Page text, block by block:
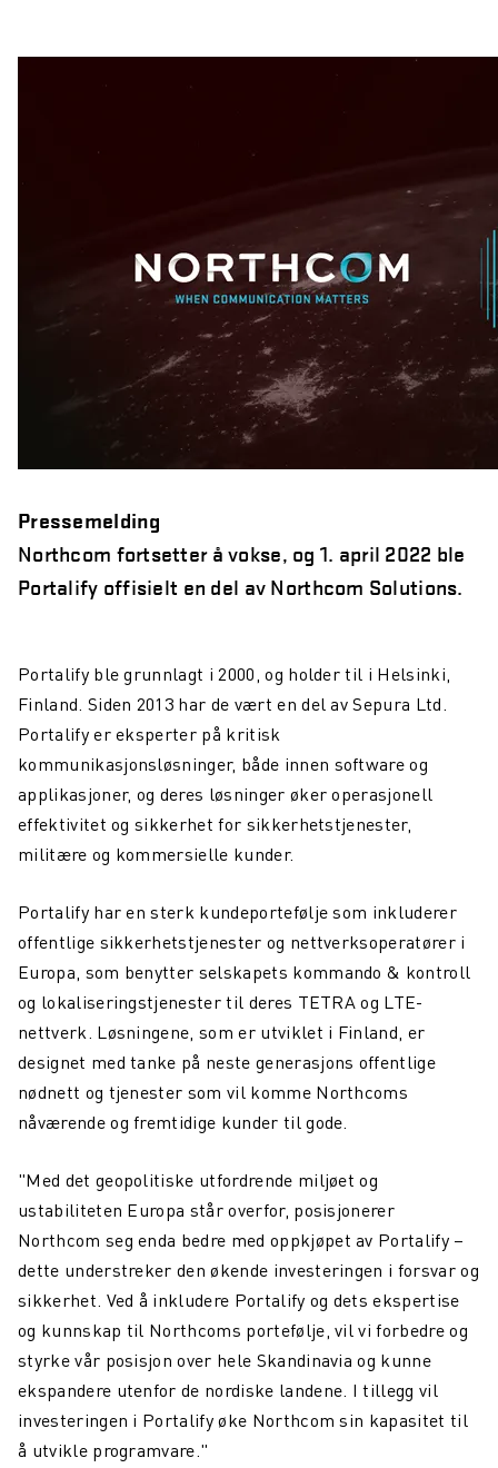
Northcom skal levere kommersielle radio- og 5G-
INVISIO Link™ – trådløs intercom for maksimal mobilitet
og sikker kommunikasjon
Hedmarken brannvesen satser på moderne kommunikasjon
og bedre hørselvern
Pressemelding
Northcom fortsetter å vokse, og 1. april 2022 ble
Portalify offisielt en del av Northcom Solutions.
Portalify ble grunnlagt i 2000, og holder til i Helsinki,
Finland. Siden 2013 har de vært en del av Sepura Ltd.
Portalify er eksperter på kritisk
kommunikasjonsløsninger, både innen software og
applikasjoner, og deres løsninger øker operasjonell
effektivitet og sikkerhet for sikkerhetstjenester,
militære og kommersielle kunder.
Portalify har en sterk kundeportefølje som inkluderer
offentlige sikkerhetstjenester og nettverksoperatører i
Europa, som benytter selskapets kommando & kontroll
og lokaliseringstjenester til deres TETRA og LTE-
nettverk. Løsningene, som er utviklet i Finland, er
designet med tanke på neste generasjons offentlige
nødnett og tjenester som vil komme Northcoms
nåværende og fremtidige kunder til gode.
"Med det geopolitiske utfordrende miljøet og
ustabiliteten Europa står overfor, posisjonerer
Northcom seg enda bedre med oppkjøpet av Portalify –
dette understreker den økende investeringen i forsvar og
sikkerhet. Ved å inkludere Portalify og dets ekspertise
og kunnskap til Northcoms portefølje, vil vi forbedre og
styrke vår posisjon over hele Skandinavia og kunne
ekspandere utenfor de nordiske landene. I tillegg vil
investeringen i Portalify øke Northcom sin kapasitet til
å utvikle programvare."